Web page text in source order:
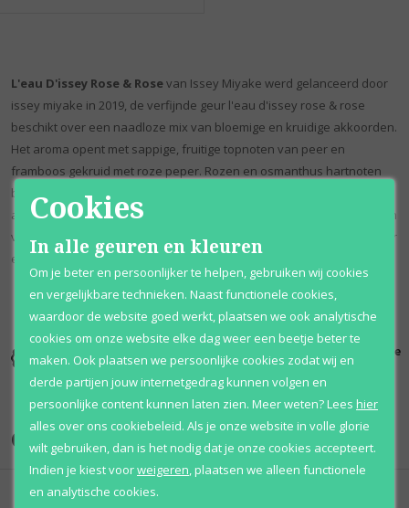
L'eau D'issey Rose & Rosevan Issey Miyake werd gelanceerd door
issey miyake in 2019, de verfijnde geur l'eau d'issey rose & rose
beschikt over een naadloze mix van bloemige en kruidige akkoorden.
Het aroma opent met sappige, fruitige topnoten van peer en
framboos gekruid met roze peper. Rozen en osmanthus hartnoten
bevatten een zoet bloemig akkoord. Aardse noten van patchouli,
amber en kasjmierhout ronden de geur af. De combinatie creëert een
verleidelijke geur die elke outfit naar een hoger niveau kan tillen voor
een speciale gelegenheid.
tot wel 70%
Al 12 jaar
voordelig
100% originele
parfums
Onze merken
Cookies
In alle geuren en kleuren
Om je beter en persoonlijker te helpen, gebruiken wij cookies
en vergelijkbare technieken. Naast functionele cookies,
waardoor de website goed werkt, plaatsen we ook analytische
cookies om onze website elke dag weer een beetje beter te
maken. Ook plaatsen we persoonlijke cookies zodat wij en
derde partijen jouw internetgedrag kunnen volgen en
persoonlijke content kunnen laten zien. Meer weten?Lees hier
alles over ons cookiebeleid. Als je onze website in volle glorie
wilt gebruiken, dan is het nodig dat je onze cookies accepteert.
Indien je kiest voorweigeren plaatsen we alleen functionele
en analytische cookies.